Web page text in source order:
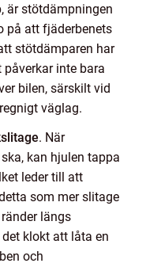
är stötdämpningen
på att fjäderbenets
stötdämparen har
inte bara
bilen, särskilt vid
väglag.
. När
kan hjulen tappa
leder till att
som mer slitage
längs
klokt att låta en
och